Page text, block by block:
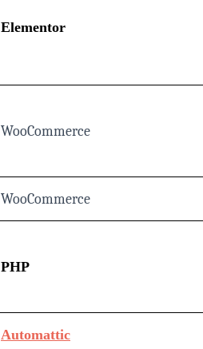
Elementor
WooCommerce
WooCommerce
PHP
Automattic